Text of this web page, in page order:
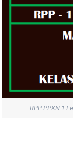
RPP PPKN 1